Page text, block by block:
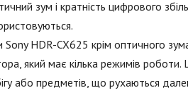
зум і кратність цифрового
HDR-CX625 крім оптичного
який має кілька режимів
або предметів, що рухаються